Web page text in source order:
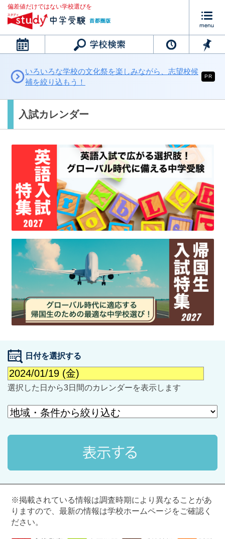
偏差値だけではない学校選びを
カレンダー
最近見た学校
学校閲覧履歴はありません
ブックマークした学校
ブックマークした学校はありません
いろいろな学校の文化祭を楽しみながら、志望校候
補を絞り込もう！
PR
入試カレンダー
日付を選択する
選択した日から3日間のカレンダーを表示します
※掲載されている情報は調査時期により異なることがあ
りますので、最新の情報は学校ホームページをご確認く
ださい。